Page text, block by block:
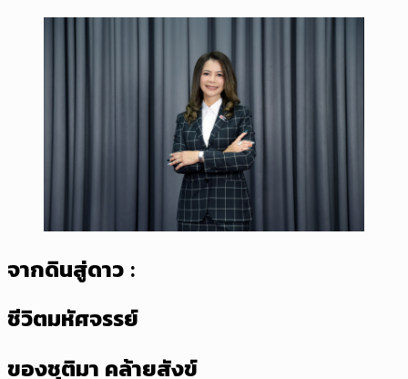
จากดินสู่ดาว :
ชีวิตมหัศจรรย์
ของชุติมา คล้ายสังข์